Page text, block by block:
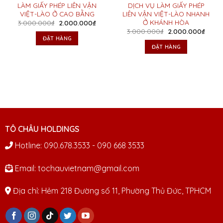
LÀM GIẤY PHÉP LIÊN VẬN
VIỆT-LÀO Ở CAO BẰNG
3.000.000₫ Giá
là:
3.000.000₫.
2.000.000₫Giá
ĐẶT HÀNG
DỊCH VỤ LÀM GIẤY PHÉP
LIÊN VẬN VIỆT-LÀO NHANH
Ở KHÁNH HÒA
3.000.000₫ Giá
là:
3.000.000₫.
2.000.000₫Giá
ĐẶT HÀNG
TÔ CHÂU HOLDINGS
Hotline: 090.678.3533 - 090 668 3533
Email: tochauvietnam@gmail.com
Địa chỉ: Hẻm 218 Đường số 11, Phường Thủ Đức, TPHCM